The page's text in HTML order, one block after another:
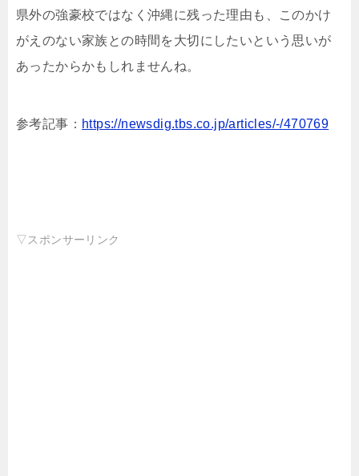
県外の強豪校ではなく沖縄に残った理由も、このかけ
がえのない家族との時間を大切にしたいという思いが
あったからかもしれませんね。
参考記事： https://newsdig.tbs.co.jp/articles/-/470769
▽スポンサーリンク